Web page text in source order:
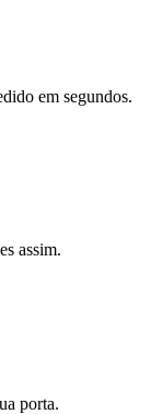
em segundos.
assim.
porta.